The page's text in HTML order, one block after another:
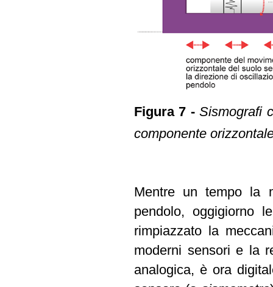
Figura 7 - Sismografi
componente
Mentre un tempo la
pendolo, oggigiorno
rimpiazzato la
moderni sensori e la
analogica, è ora